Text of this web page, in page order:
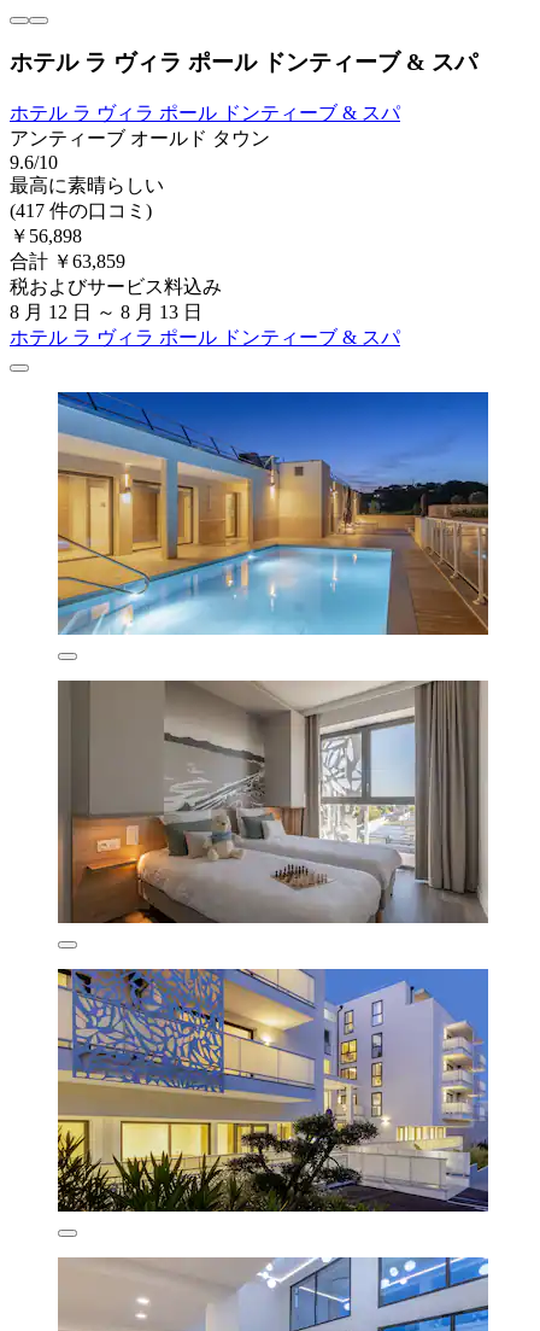
ホテル ラ ヴィラ ポール ドンティーブ & スパ
ホテル ラ ヴィラ ポール ドンティーブ & スパ
アンティーブ オールド タウン
9.6/10
最高に素晴らしい
(417 件の口コミ)
￥56,898
合計 ￥63,859
税およびサービス料込み
8 月 12 日 ～ 8 月 13 日
ホテル ラ ヴィラ ポール ドンティーブ & スパ